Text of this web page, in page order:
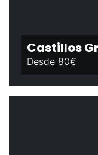
Castillos
Desde 80€